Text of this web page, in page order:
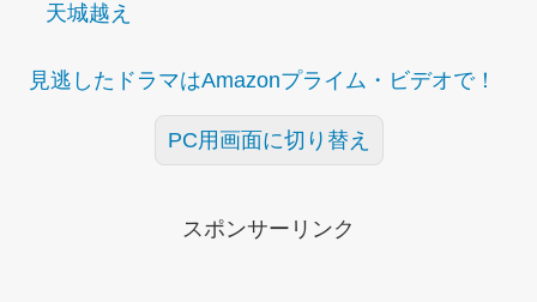
天城越え
見逃したドラマはAmazonプライム・ビデオで！
PC用画面に切り替え
スポンサーリンク